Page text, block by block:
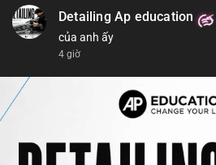
Detailing Ap education
của anh ấy
4 giờ